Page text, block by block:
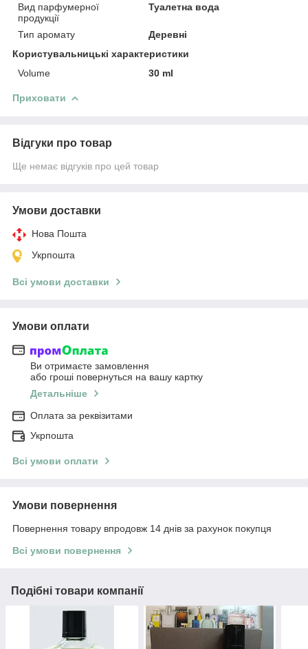
Вид парфумерної
продукції
Туалетна вода
Тип аромату
Деревні
Користувальницькі характеристики
Volume
30 ml
Приховати
Відгуки про товар
Ще немає відгуків про цей товар
Умови доставки
Нова Пошта
Укрпошта
Всі умови доставки
Умови оплати
Ви отримаєте замовлення
або гроші повернуться на вашу картку
Детальніше
Оплата за реквізитами
Укрпошта
Всі умови оплати
Умови повернення
Повернення товару впродовж 14 днів за рахунок покупця
Всі умови повернення
Подібні товари компанії